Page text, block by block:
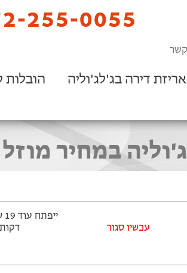
255-0055
אריזת דירה בג'לג'וליה
הובלות
במחיר
עכשיו סגור
דקות